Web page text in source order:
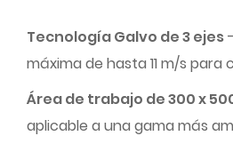
Tecnología Galvo de 3 ejes
máxima de hasta 11 m/s
Área de trabajo de 300 x
aplicable a una gama más